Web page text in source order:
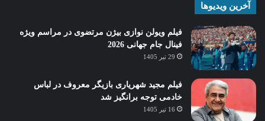
آخرین ویدیوها
فیلم ویولن نوازی بیژن مرتضوی در مراسم ویژه
فینال جام جهانی 2026
29 تیر 1405
فیلم مجید شهریاری بازیگر معروف در لباس
خادمی توجه برانگیز شد
16 تیر 1405